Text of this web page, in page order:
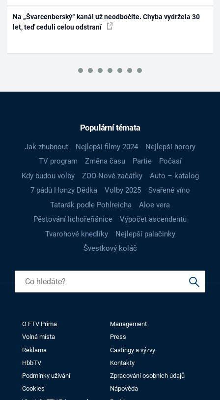
Na „Švarcenberský“ kanál už neodbočíte. Chyba vydržela 30
let, teď ceduli celou odstraní
Populární témata
Jak zhubnout Nejlepší filmy 2024
Nejlepší horory
TV program
Změna času Partie
Počasí
Kdy budou volby
ZOO Nové začátky
Auto – katalog
7 pádů Honzy Dědka
Volby 2025
Svařené víno
Tatarák podle Pohlreicha
Aloe vera
Pěstování lichořeřišnice
Výpočet ascendentu
Tvarohové knedlíky
Nejlepší palačinky
Švestkový koláč
O FTV Prima
Management
Volná místa
Press
Reklama
Castingy a výzvy
HbbTV
Kontakty
Podmínky užívání
Zpracování osobních údajů
Cookies
Nápověda